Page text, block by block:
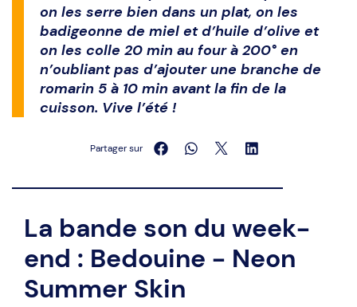
on les serre bien dans un plat, on les
badigeonne de miel et d’huile d’olive et
on les colle 20 min au four à 200° en
n’oubliant pas d’ajouter une branche de
romarin 5 à 10 min avant la fin de la
cuisson. Vive l’été !
Partager sur
La bande son du week-
end : Bedouine - Neon
Summer Skin